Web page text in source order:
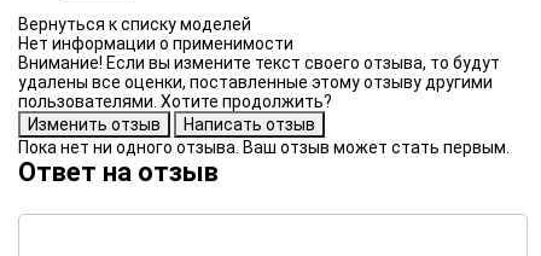
Нет информации о применимости
Внимание! Если вы измените текст своего отзыва, то будут
удалены все оценки, поставленные этому отзыву другими
пользователями. Хотите продолжить?
Пока нет ни одного отзыва. Ваш отзыв может стать первым.
Ответ на отзыв